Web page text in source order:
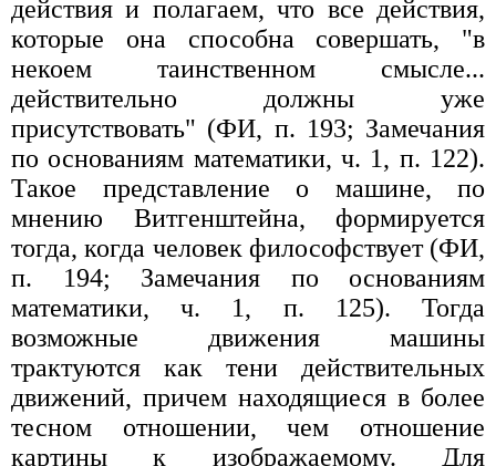
действия и полагаем, что все действия,
которые она способна совершать, "в
некоем таинственном смысле...
действительно должны уже
присутствовать" (ФИ, п. 193; Замечания
по основаниям математики, ч. 1, п. 122).
Такое представление о машине, по
мнению Витгенштейна, формируется
тогда, когда человек философствует (ФИ,
п. 194; Замечания по основаниям
математики, ч. 1, п. 125). Тогда
возможные движения машины
трактуются как тени действительных
движений, причем находящиеся в более
тесном отношении, чем отношение
картины к изображаемому. Для